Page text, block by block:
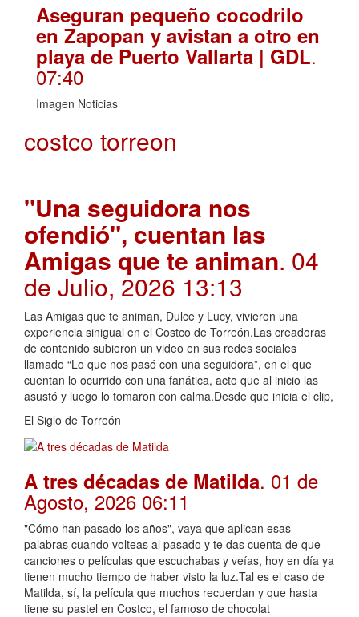
Aseguran pequeño cocodrilo
en Zapopan y avistan a otro en
playa de Puerto Vallarta | GDL.
07:40
Imagen Noticias
costco torreon
"Una seguidora nos
ofendió", cuentan las
Amigas que te animan. 04
de Julio, 2026 13:13
Las Amigas que te animan, Dulce y Lucy, vivieron una
experiencia sinigual en el Costco de Torreón.Las creadoras
de contenido subieron un video en sus redes sociales
llamado “Lo que nos pasó con una seguidora”, en el que
cuentan lo ocurrido con una fanática, acto que al inicio las
asustó y luego lo tomaron con calma.Desde que inicia el clip,
El Siglo de Torreón
A tres décadas de Matilda. 01 de
Agosto, 2026 06:11
"Cómo han pasado los años", vaya que aplican esas
palabras cuando volteas al pasado y te das cuenta de que
canciones o películas que escuchabas y veías, hoy en día ya
tienen mucho tiempo de haber visto la luz.Tal es el caso de
Matilda, sí, la película que muchos recuerdan y que hasta
tiene su pastel en Costco, el famoso de chocolat